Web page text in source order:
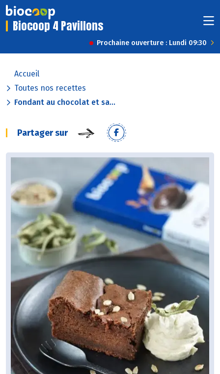
Biocoop 4 Pavillons
Prochaine ouverture : Lundi 09:30
Accueil
Toutes nos recettes
Fondant au chocolat et sa...
Partager sur